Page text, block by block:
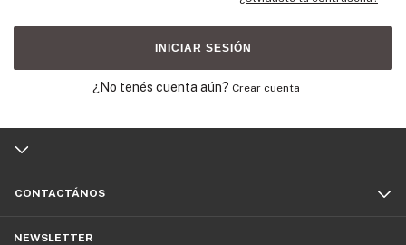
INICIAR SESIÓN
¿No tenés cuenta aún? Crear cuenta
CONTACTÁNOS
NEWSLETTER